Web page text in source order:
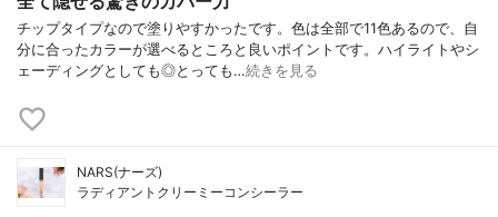
チップタイプなので塗りやすかったです。色は全部で11色あるので、自
分に合ったカラーが選べるところと良いポイントです。ハイライトやシ
ェーディングとしても◎とっても…続きを見る
NARS(ナーズ)
ラディアントクリーミーコンシーラー